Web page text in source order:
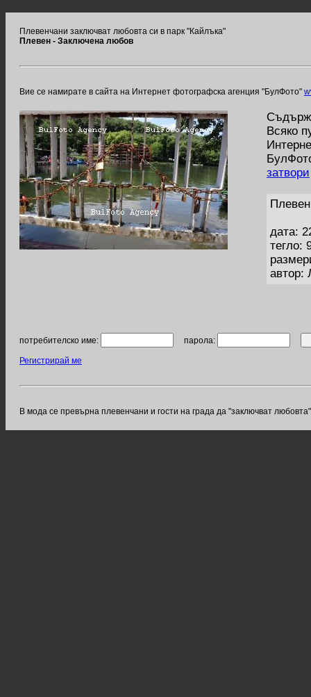
Плевенчани заключват любовта си в парк "Кайлъка"
Плевен - Заключена любов
Вие се намирате в сайта на Интернет фотографска агенция "БулФото"
Всяко
затвори
дата:
тегло:
автор:
потребителско име: парола:
Регистрирай ме
В мода се превърна плевенчани и гости на града да "заключват